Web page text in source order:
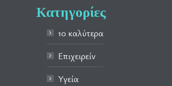
Κατηγορίες
10 καλύτερα
Επιχειρείν
Υγεία